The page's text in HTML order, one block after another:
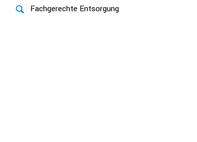
Fachgerechte Entsorgung